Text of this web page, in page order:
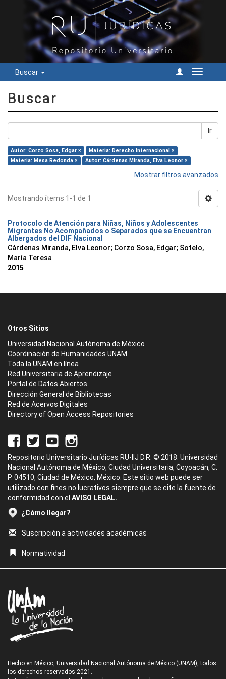
Buscar
Cambiar
Buscar
Ir
Autor: Corzo Sosa, Edgar ×
Materia: Derecho Internacional ×
Materia: Mesa Redonda ×
Autor: Cárdenas Miranda, Elva Leonor ×
Mostrar filtros avanzados
Mostrando ítems 1-1 de 1
Protocolo de Atención para Niñas, Niños y Adolescentes
Migrantes No Acompañados o Separados que se Encuentran
Albergados del DIF Nacional
Cárdenas Miranda, Elva Leonor; Corzo Sosa, Edgar; Sotelo,
María Teresa
2015
Otros Sitios
Universidad Nacional Autónoma de México
Coordinación de Humanidades UNAM
Toda la UNAM en línea
Red Universitaria de Aprendizaje
Portal de Datos Abiertos
Dirección General de Bibliotecas
Red de Acervos Digitales
Directory of Open Access Repositories
Repositorio Universitario Jurídicas RU-IIJ D.R. © 2018. Universidad
Nacional Autónoma de México, Ciudad Universitaria, Coyoacán, C.
P. 04510, Ciudad de México, México. Este sitio web puede ser
utilizado con fines no lucrativos siempre que se cite la fuente de
conformidad con el AVISO LEGAL.
¿Cómo llegar?
Suscripción a actividades académicas
Normatividad
Hecho en México, Universidad Nacional Autónoma de México (UNAM), todos
los derechos reservados 2021.